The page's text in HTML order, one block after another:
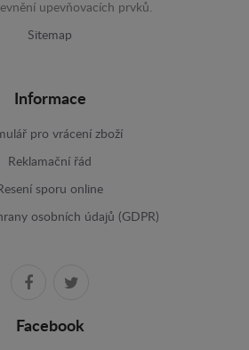
upevňovacích prvků.
Sitemap
Informace
pro vrácení zboží
Reklamační řád
sporu online
osobních údajů (GDPR)
Facebook